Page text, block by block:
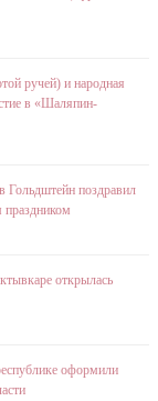
ручей) и народная
в «Шаляпин-
Гольдштейн поздравил
праздником
открылась
оформили